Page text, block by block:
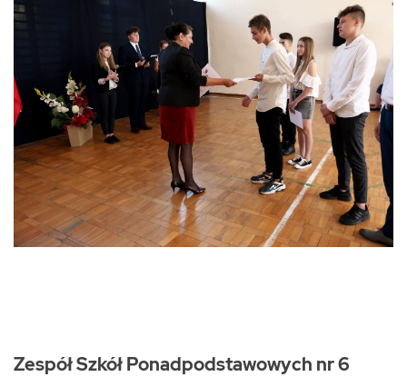
Zespół Szkół Ponadpodstawowych nr 6